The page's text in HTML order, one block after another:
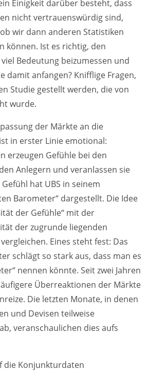
Einigkeit darüber besteht, dass
nicht vertrauenswürdig sind,
wir dann anderen Statistiken
können. Ist es richtig, den
Bedeutung beizumessen und
damit anfangen? Knifflige Fragen,
Studie gestellt werden, die von
wurde.
der Märkte an die
in erster Linie emotional:
erzeugen Gefühle bei den
Anlegern und veranlassen sie
hat UBS in seinem
Barometer“ dargestellt. Die Idee
der Gefühle“ mit der
der zugrunde liegenden
Eines steht fest: Das
schlägt so stark aus, dass man es
nennen könnte. Seit zwei Jahren
Überreaktionen der Märkte
Die letzten Monate, in denen
und Devisen teilweise
veranschaulichen dies aufs
die Konjunkturdaten